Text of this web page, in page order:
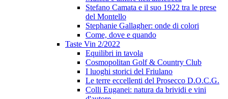
Stefano Camata e il suo 1922 tra le prese
del Montello
Stephanie Gallagher: onde di colori
Come, dove e quando
Taste Vin 2/2022
Equilibri in tavola
Cosmopolitan Golf & Country Club
I luoghi storici del Friulano
Le terre eccellenti del Prosecco D.O.C.G.
Colli Euganei: natura da brividi e vini